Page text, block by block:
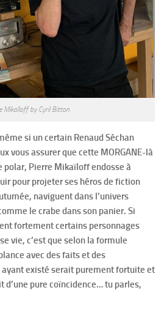
Mikaîloff by Cyril Bitton
si un certain Renaud Séchan
vous assurer que cette MORGANE-là
polar, Pierre Mikaïloff endosse à
pour projeter ses héros de fiction
naviguent dans l’univers
le crabe dans son panier. Si
fortement certains personnages
vie, c’est que selon la formule
avec des faits et des
existé serait purement fortuite et
d’une pure coïncidence… tu parles,